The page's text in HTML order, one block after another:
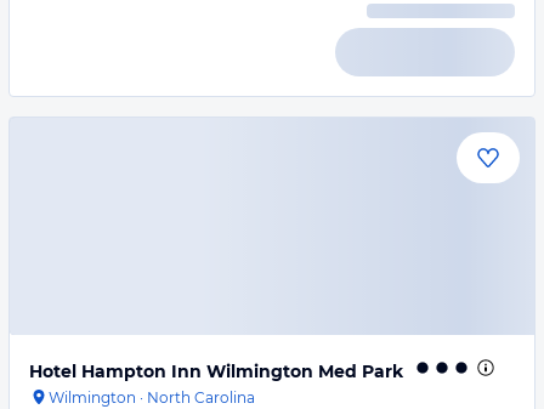
Hotel Hampton Inn Wilmington Med Park
Wilmington · North Carolina